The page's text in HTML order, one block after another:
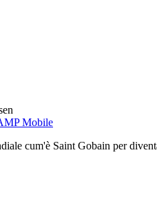
Mobile
cum'è Saint Gobain per